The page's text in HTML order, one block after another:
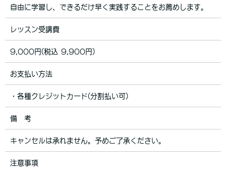
自由に学習し、できるだけ早く実践することをお薦めします。
レッスン受講費
9,000円(税込 9,900円)
お支払い方法
・各種クレジットカード(分割払い可)
備 考
キャンセルは承れません。予めご了承ください。
注意事項